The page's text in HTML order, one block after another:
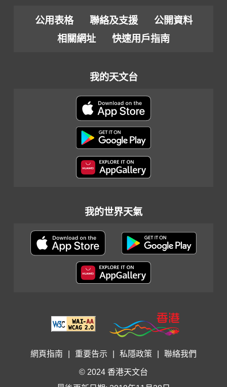
公用表格 聯絡及支援
公開資料
相關網址
快速用戶指南
我的天文台
我的世界天氣
網頁指南 重要告示 私隱政策 聯絡我們
© 2024 香港天文台